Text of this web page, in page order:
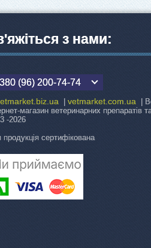
з нами:
(96) 200-74-74
|vetmarket.com.ua |
магазин ветеринарних препаратів
-2026
продукція сертифікована